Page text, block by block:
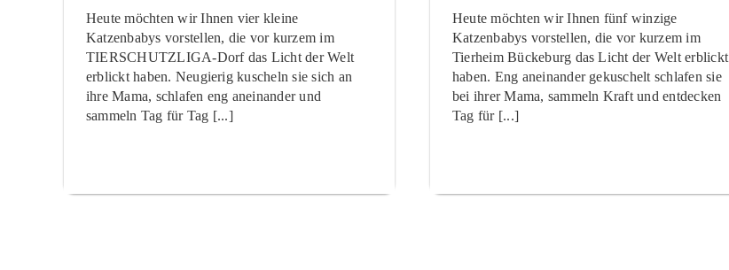
Heute möchten wir Ihnen vier kleine
Katzenbabys vorstellen, die vor kurzem im
TIERSCHUTZLIGA-Dorf das Licht der Welt
erblickt haben. Neugierig kuscheln sie sich an
ihre Mama, schlafen eng aneinander und
sammeln Tag für Tag [...]
Heute möchten wir Ihnen fünf winzige
Katzenbabys vorstellen, die vor kurzem im
Tierheim Bückeburg das Licht der Welt erblickt
haben. Eng aneinander gekuschelt schlafen sie
bei ihrer Mama, sammeln Kraft und entdecken
Tag für [...]